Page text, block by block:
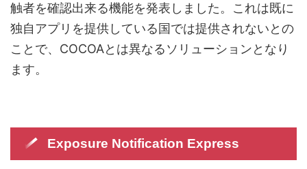
触者を確認出来る機能を発表しました。これは既に
独自アプリを提供している国では提供されないとの
ことで、COCOAとは異なるソリューションとなり
ます。
Exposure Notification Express